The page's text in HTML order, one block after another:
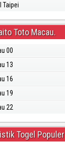
Taipei
Toto Macau.
00
13
16
19
22
Togel Populer